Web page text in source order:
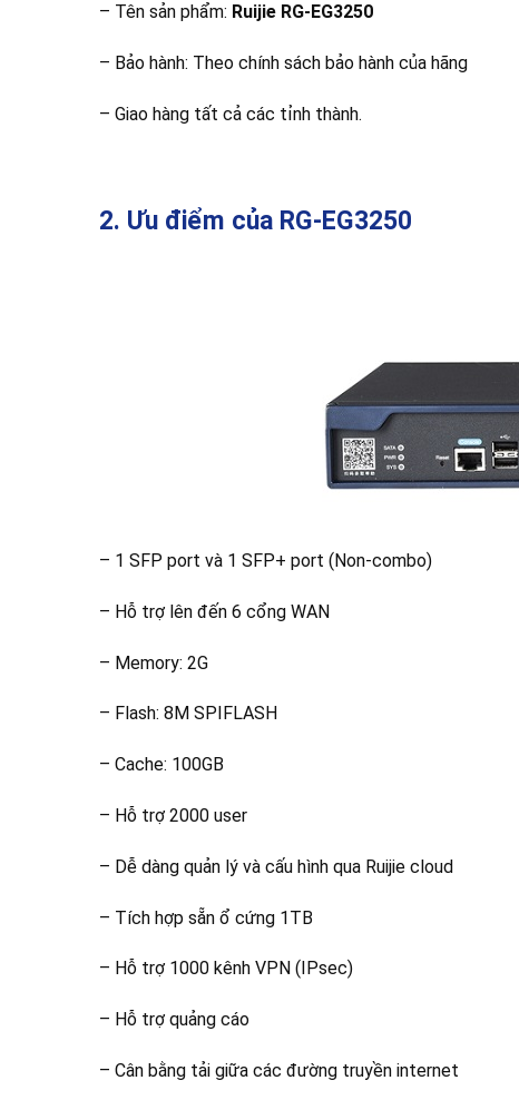
– Tên sản phẩm: Ruijie RG-EG3250
– Bảo hành: Theo chính sách bảo hành của hãng
– Giao hàng tất cả các tỉnh thành.
2. Ưu điểm của RG-EG3250
– 1 SFP port và 1 SFP+ port (Non-combo)
– Hỗ trợ lên đến 6 cổng WAN
– Memory: 2G
– Flash: 8M SPIFLASH
– Cache: 100GB
– Hỗ trợ 2000 user
– Dễ dàng quản lý và cấu hình qua Ruijie cloud
– Tích hợp sẵn ổ cứng 1TB
– Hỗ trợ 1000 kênh VPN (IPsec)
– Hỗ trợ quảng cáo
– Cân bằng tải giữa các đường truyền internet